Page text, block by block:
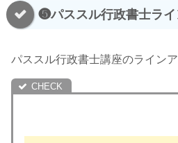
❺パススル行政書士ライ
パススル行政書士講座のライン